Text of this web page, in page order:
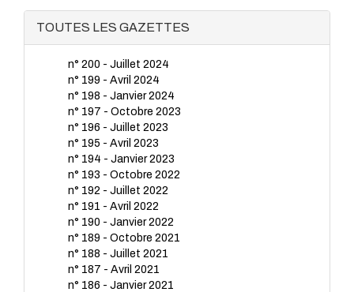
TOUTES LES GAZETTES
n° 200 - Juillet 2024
n° 199 - Avril 2024
n° 198 - Janvier 2024
n° 197 - Octobre 2023
n° 196 - Juillet 2023
n° 195 - Avril 2023
n° 194 - Janvier 2023
n° 193 - Octobre 2022
n° 192 - Juillet 2022
n° 191 - Avril 2022
n° 190 - Janvier 2022
n° 189 - Octobre 2021
n° 188 - Juillet 2021
n° 187 - Avril 2021
n° 186 - Janvier 2021